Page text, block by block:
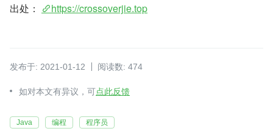
出处：
https://crossoverjie.top
发布于: 2021-01-12 阅读数: 474
如对本文有异议，可点此反馈
Java 编程 程序员